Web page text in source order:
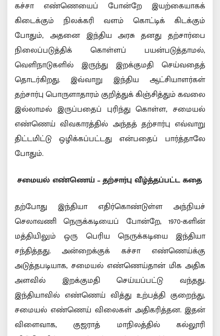
கச்சா எண்ணெயைப் போன்றே இயற்கையாகக்
கிடைக்கும் நிலக்கரி வளம் கொட்டிக் கிடக்கும்
போதும், அதனை இந்திய அரசு தனது தற்சார்பை
நிலைப்படுத்திக் கொள்ளப் பயன்படுத்தாமல்,
வெளிநாடுகளில் இருந்து இறக்குமதி செய்வதைத்
தொடர்கிறது. இவ்வாறு இந்திய ஆட்சியாளர்கள்
தற்சார்பு பொருளாதாரம் குறித்துக் கிஞ்சித்தும் கவலை
இல்லாமல் இருப்பதைப் புரிந்து கொள்ள, சமையல்
எண்ணெய் விவகாரத்தில் அந்தத் தற்சார்பு எவ்வாறு
திட்டமிட்டு ஒழிக்கப்பட்டது என்பதைப் பார்த்தாலே
போதும்.
சமையல் எண்ணெய்– தற்சார்பு வீழ்த்தப்பட்ட கதை
தற்போது இந்தியா எதிர்கொண்டுள்ள அந்நியச்
செலாவணி நெருக்கடியைப் போன்றே, 1970-களின்
மத்தியிலும் ஒரு பெரிய நெருக்கடியை இந்தியா
சந்தித்தது. அன்றைக்குக் கச்சா எண்ணெய்க்கு
அடுத்தபடியாக, சமையல் எண்ணெய்தான் மிக அதிக
அளவில் இறக்குமதி செய்யப்பட்டு வந்தது.
இந்தியாவில் எண்ணெய் வித்து உற்பத்தி குறைந்து,
சமையல் எண்ணெய் விலைகள் அதிகரித்தன. இதன்
விளைவாக, குஜராத் மாநிலத்தில் கல்லூரி